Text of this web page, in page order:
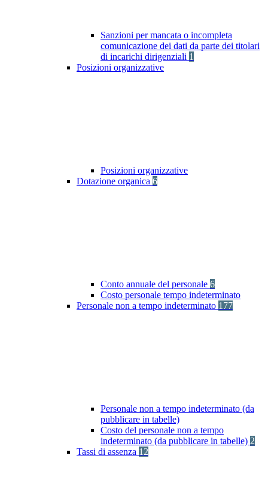
Sanzioni per mancata o incompleta
comunicazione dei dati da parte dei titolari
di incarichi dirigenziali 1
Posizioni organizzative
Posizioni organizzative
Dotazione organica 6
Conto annuale del personale 6
Costo personale tempo indeterminato
Personale non a tempo indeterminato 177
Personale non a tempo indeterminato (da
pubblicare in tabelle)
Costo del personale non a tempo
indeterminato (da pubblicare in tabelle) 2
Tassi di assenza 12